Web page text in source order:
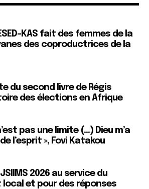
KAS fait des femmes de la
des coproductrices de la
du second livre de Régis
des élections en Afrique
pas une limite (…) Dieu m’a
l’esprit », Fovi Katakou
JSIIMS 2026 au service du
local et pour des réponses